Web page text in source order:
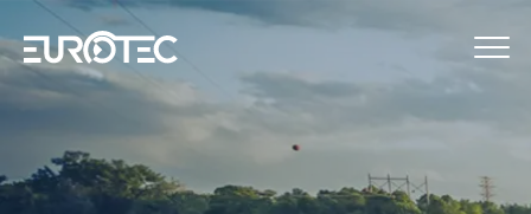
TELECONTROLLO